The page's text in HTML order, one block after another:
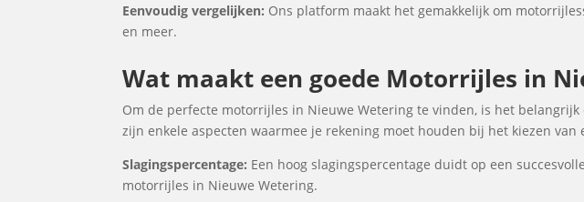
Eenvoudig vergelijken: Ons platform maakt het gemakkelijk om
en meer.
Wat maakt een goede Motorrijles in
Om de perfecte motorrijles in Nieuwe Wetering te vinden, is het
zijn enkele aspecten waarmee je rekening moet houden bij het kiezen van
Slagingspercentage: Een hoog slagingspercentage duidt op een
motorrijles in Nieuwe Wetering.